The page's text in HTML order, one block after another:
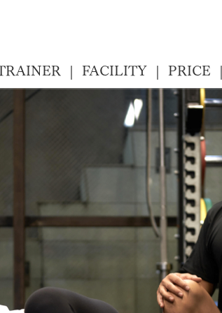
FACILITY PRICE